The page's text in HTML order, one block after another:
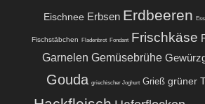
Eischnee Erbsen Erdbeeren
Fischstäbchen Fladenbrot Fondant Frischkäse
Garnelen Gemüsebrühe
Gouda griechischer Joghurt Grieß grüner